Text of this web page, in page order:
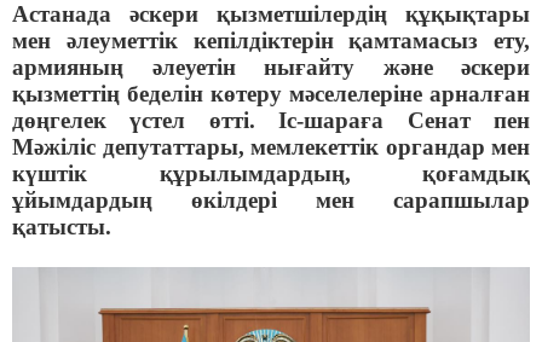
Астанада әскери қызметшілердің құқықтары
мен әлеуметтік кепілдіктерін қамтамасыз ету,
армияның әлеуетін нығайту және әскери
қызметтің беделін көтеру мәселелеріне арналған
дөңгелек үстел өтті. Іс-шараға Сенат пен
Мәжіліс депутаттары, мемлекеттік органдар мен
күштік құрылымдардың, қоғамдық
ұйымдардың өкілдері мен сарапшылар
қатысты.